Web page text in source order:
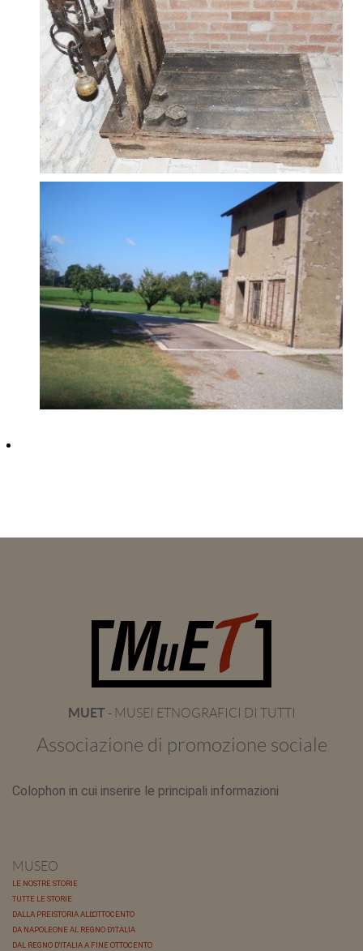
MUET - MUSEI ETNOGRAFICI DI TUTTI
Associazione di promozione sociale
Colophon in cui inserire le principali informazioni
MUSEO
LE NOSTRE STORIE
TUTTE LE STORIE
DALLA PREISTORIA ALL'OTTOCENTO
DA NAPOLEONE AL REGNO D'ITALIA
DAL REGNO D'ITALIA A FINE OTTOCENTO